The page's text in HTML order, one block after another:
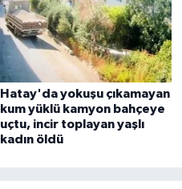
Hatay'da yokuşu çıkamayan
kum yüklü kamyon bahçeye
uçtu, incir toplayan yaşlı
kadın öldü